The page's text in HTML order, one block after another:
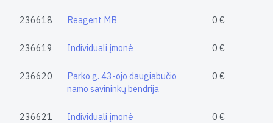
236618 Reagent MB 0 €
236619 Individuali įmonė 0 €
236620
Parko g. 43-ojo daugiabučio
namo savininkų bendrija
0 €
236621 Individuali įmonė 0 €